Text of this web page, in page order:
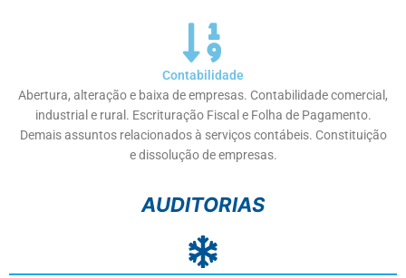
Contabilidade
Abertura, alteração e baixa de empresas. Contabilidade comercial,
industrial e rural. Escrituração Fiscal e Folha de Pagamento.
Demais assuntos relacionados à serviços contábeis. Constituição
e dissolução de empresas.
AUDITORIAS